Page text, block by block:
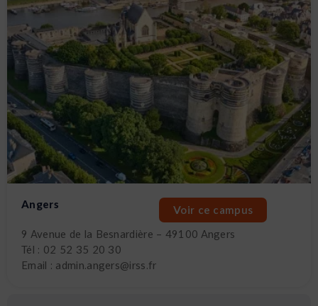
Angers
Voir ce campus
9 Avenue de la Besnardière – 49100 Angers
Tél : 02 52 35 20 30
Email : admin.angers@irss.fr